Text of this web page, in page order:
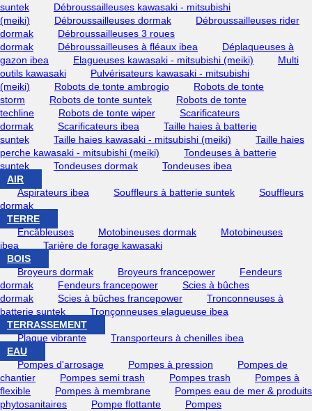
suntek
Débroussailleuses kawasaki - mitsubishi
(meiki)
Débroussailleuses dormak
Débroussailleuses rider
dormak
Débroussailleuses 3 roues
dormak
Débroussailleuses à fléaux ibea
Déplaqueuses à
gazon ibea
Elagueuses kawasaki - mitsubishi (meiki)
Multi
outils kawasaki
Pulvérisateurs kawasaki - mitsubishi
(meiki)
Robots de tonte ambrogio
Robots de tonte
storm
Robots de tonte suntek
Robots de tonte
techline
Robots de tonte wiper
Scarificateurs
dormak
Scarificateurs ibea
Taille haies à batterie
suntek
Taille haies kawasaki - mitsubishi (meiki)
Taille haies
perche kawasaki - mitsubishi (meiki)
Tondeuses à batterie
suntek
Tondeuses dormak
Tondeuses ibea
AIR
Aspirateurs ibea
Souffleurs à batterie suntek
Souffleurs
dormak
TERRE
Encâbleuses
Motobineuses dormak
Motobineuses
ibea
Tarière de forage kawasaki
BOIS
Broyeurs dormak
Broyeurs francepower
Fendeurs
dormak
Fendeurs francepower
Scies à bûches
dormak
Scies à bûches francepower
Tronconneuses à
batterie suntek
Tronçonneuses elagueuse ibea
TERRASSEMENT
Plaque vibrante
Transporteurs à chenilles ibea
EAU
Pompes d'arrosage
Pompes à pression
Pompes de
chantier
Pompes semi trash Pompes trash
Pompes à
flexible
Pompes à membrane
Pompes eau de mer & produits
phytosanitaires
Pompe flottante
Pompes